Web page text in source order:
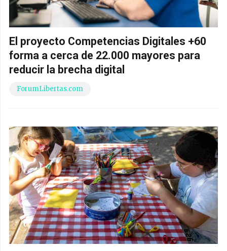
El proyecto Competencias Digitales +60
forma a cerca de 22.000 mayores para
reducir la brecha digital
ForumLibertas.com